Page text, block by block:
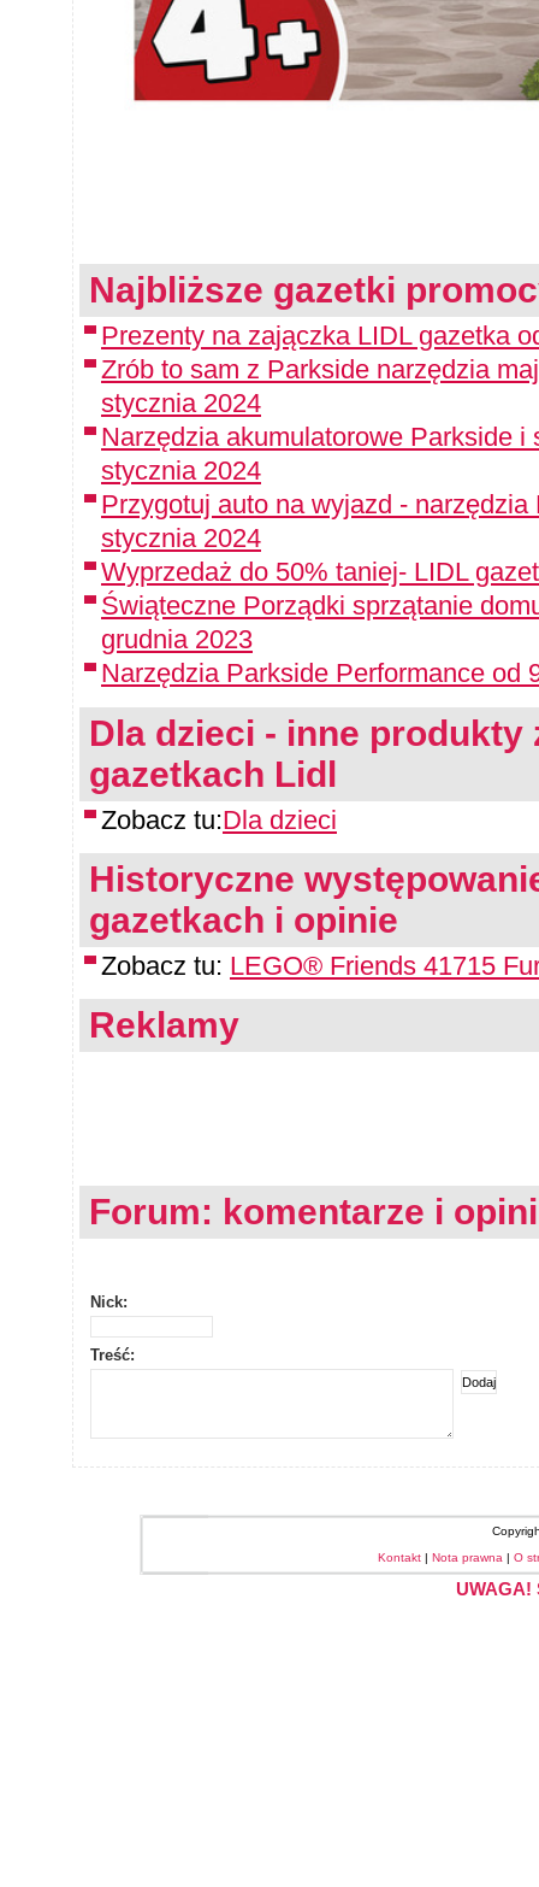
Najbliższe gazetki
Prezenty na zajączka LIDL gazetka
Zrób to sam z Parkside narzędzia
stycznia 2024
Narzędzia akumulatorowe Parkside i
stycznia 2024
Przygotuj auto na wyjazd -
stycznia 2024
Wyprzedaż do 50% taniej- LIDL
Świąteczne Porządki sprzątanie
grudnia 2023
Narzędzia Parkside Performance od
Dla dzieci - inne produkty
gazetkach Lidl
Zobacz tu:Dla dzieci
Historyczne
gazetkach i opinie
Zobacz tu: LEGO® Friends 41715
Reklamy
Forum: komentarze i
Nick:
Treść:
Kontakt | Nota prawna | O
UWAGA!